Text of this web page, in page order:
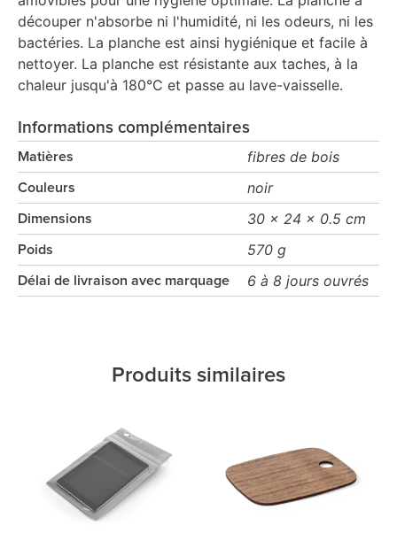
découper n'absorbe ni l'humidité, ni les odeurs, ni les
bactéries. La planche est ainsi hygiénique et facile à
nettoyer. La planche est résistante aux taches, à la
chaleur jusqu'à 180°C et passe au lave-vaisselle.
Informations complémentaires
Matières fibres de bois
Couleurs noir
Dimensions 30 x 24 x 0.5 cm
Poids 570 g
Délai de livraison avec marquage 6 à 8 jours ouvrés
Produits similaires